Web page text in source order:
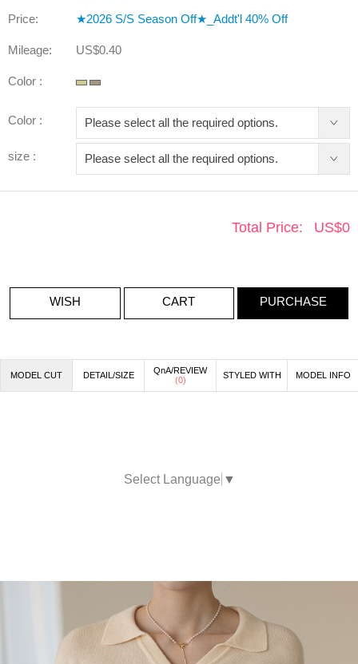
Price:
★2026 S/S Season Off★_Addt'l 40% Off
Mileage: US$0.40
Color :
Color :
size :
Total Price: US$0
WISH CART PURCHASE
MODEL CUT DETAIL/SIZE
QnA/REVIEW
(0) STYLED WITH MODEL INFO
Select Language ▼